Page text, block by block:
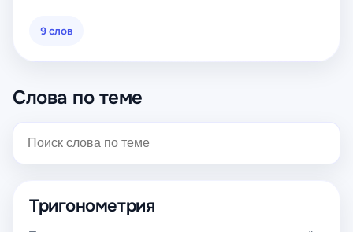
9 слов
Слова по теме
Тригонометрия